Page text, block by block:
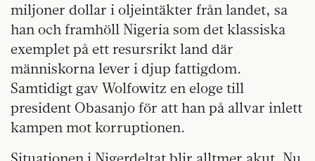
miljoner dollar i oljeintäkter från landet, sa
han och framhöll Nigeria som det klassiska
exemplet på ett resursrikt land där
människorna lever i djup fattigdom.
Samtidigt gav Wolfowitz en eloge till
president Obasanjo för att han på allvar inlett
kampen mot korruptionen.